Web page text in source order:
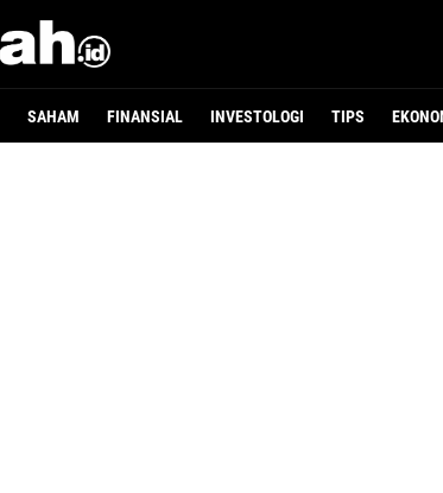
SAHAM FINANSIAL INVESTOLOGI TIPS